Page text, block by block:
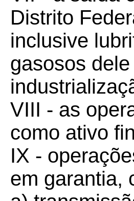
Distrito
inclusive
gasosos
VIII - as
como ativo
IX -
em garantia,